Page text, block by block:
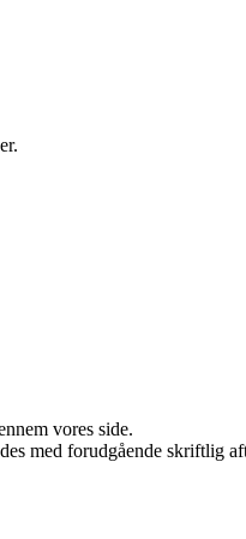
vores side.
med forudgående skriftlig